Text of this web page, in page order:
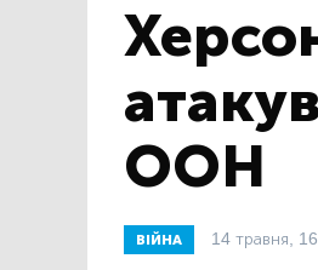
ООН
ВІЙНА 14 травня,